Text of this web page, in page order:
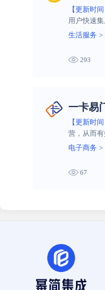
【更新时
用户快速
生活服务 >
293
一卡易
【更新时
营，从而
电子商务 >
67